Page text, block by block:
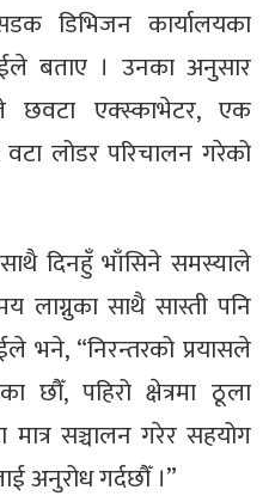
डिभिजन कार्यालयका
बताए । उनका अनुसार
छवटा एक्स्काभेटर, एक
लोडर परिचालन गरेको
दिनहुँ भाँसिने समस्याले
लाग्नुका साथै सास्ती पनि
भने, “निरन्तरको प्रयासले
पहिरो क्षेत्रमा ठूला
सञ्चालन गरेर सहयोग
अनुरोध गर्दछौँ ।”